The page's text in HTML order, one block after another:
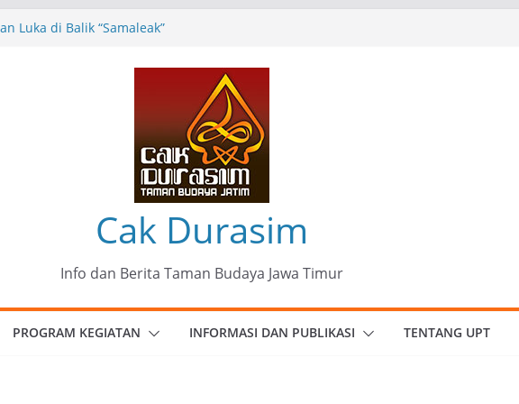
Luka di Balik “Samaleak”
Ungkapan Kritis Tentang Derita
Patria Seni Rupa Kota Blitar :
Menjadi Mantra Perlawanan
Cak Durasim
Info dan Berita Taman Budaya Jawa Timur
PROGRAM KEGIATAN INFORMASI DAN PUBLIKASI TENTANG UPT